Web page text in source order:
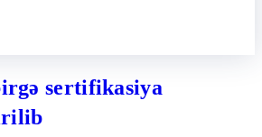
sertifikasiya